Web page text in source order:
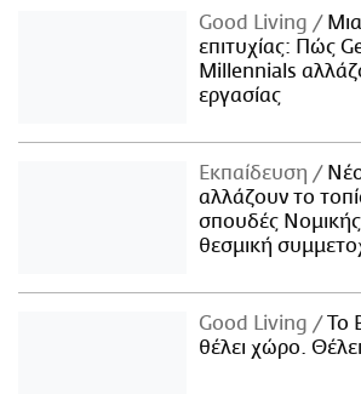
Good Living
Μια
επιτυχίας: Πώς
Millennials
εργασίας
Εκπαίδευση
αλλάζουν το
σπουδές
θεσμική
Good Living
Το
θέλει χώρο.